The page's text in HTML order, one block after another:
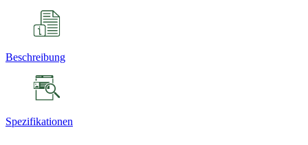
Beschreibung
Spezifikationen